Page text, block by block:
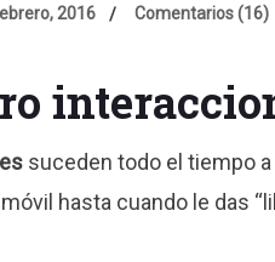
2016 Comentarios (16)
suceden todo el tiempo
hasta cuando le das